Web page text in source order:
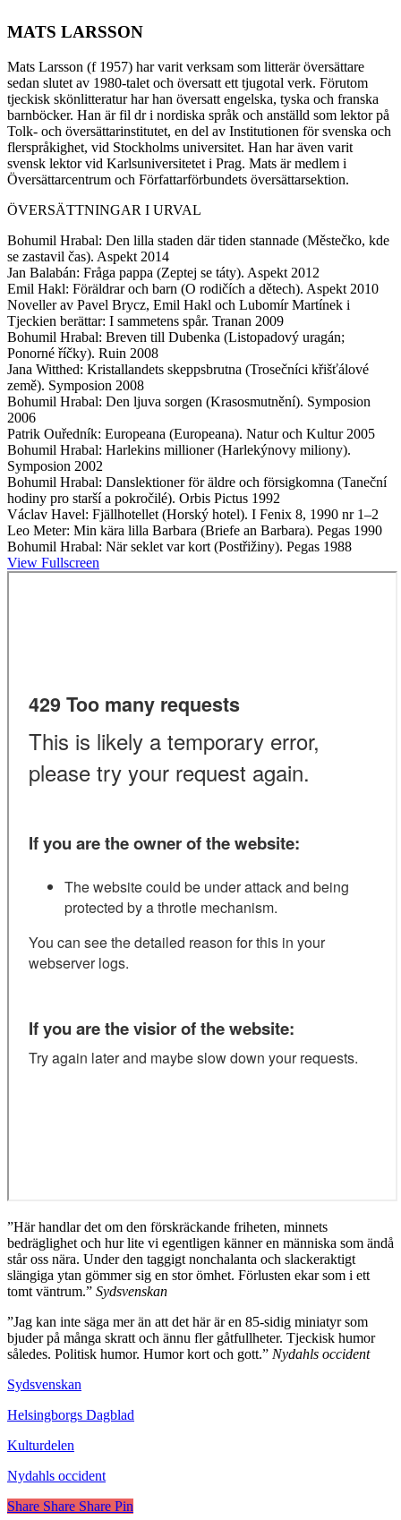
MATS LARSSON
Mats Larsson (f 1957) har varit verksam som litterär översättare
sedan slutet av 1980-talet och översatt ett tjugotal verk. Förutom
tjeckisk skönlitteratur har han översatt engelska, tyska och franska
barnböcker. Han är fil dr i nordiska språk och anställd som lektor på
Tolk- och översättarinstitutet, en del av Institutionen för svenska och
flerspråkighet, vid Stockholms universitet. Han har även varit
svensk lektor vid Karlsuniversitetet i Prag. Mats är medlem i
Översättarcentrum och Författarförbundets översättarsektion.
ÖVERSÄTTNINGAR I URVAL
Bohumil Hrabal: Den lilla staden där tiden stannade (Městečko, kde
se zastavil čas). Aspekt 2014
Jan Balabán: Fråga pappa (Zeptej se táty). Aspekt 2012
Emil Hakl: Föräldrar och barn (O rodičích a dětech). Aspekt 2010
Noveller av Pavel Brycz, Emil Hakl och Lubomír Martínek i
Tjeckien berättar: I sammetens spår. Tranan 2009
Bohumil Hrabal: Breven till Dubenka (Listopadový uragán;
Ponorné říčky). Ruin 2008
Jana Witthed: Kristallandets skeppsbrutna (Trosečníci křišťálové
země). Symposion 2008
Bohumil Hrabal: Den ljuva sorgen (Krasosmutnění). Symposion
2006
Patrik Ouředník: Europeana (Europeana). Natur och Kultur 2005
Bohumil Hrabal: Harlekins millioner (Harlekýnovy miliony).
Symposion 2002
Bohumil Hrabal: Danslektioner för äldre och försigkomna (Taneční
hodiny pro starší a pokročilé). Orbis Pictus 1992
Václav Havel: Fjällhotellet (Horský hotel). I Fenix 8, 1990 nr 1–2
Leo Meter: Min kära lilla Barbara (Briefe an Barbara). Pegas 1990
Bohumil Hrabal: När seklet var kort (Postřižiny). Pegas 1988
View Fullscreen
”Här handlar det om den förskräckande friheten, minnets
bedräglighet och hur lite vi egentligen känner en människa som ändå
står oss nära. Under den taggigt nonchalanta och slackeraktigt
slängiga ytan gömmer sig en stor ömhet. Förlusten ekar som i ett
tomt väntrum.” Sydsvenskan
”Jag kan inte säga mer än att det här är en 85-sidig miniatyr som
bjuder på många skratt och ännu fler gåtfullheter. Tjeckisk humor
således. Politisk humor. Humor kort och gott.” Nydahls occident
Sydsvenskan
Helsingborgs Dagblad
Kulturdelen
Nydahls occident
Share Share Share Pin